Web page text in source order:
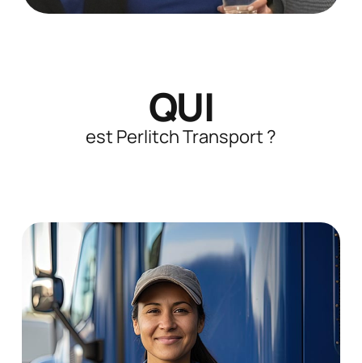
QUI
est Perlitch Transport ?